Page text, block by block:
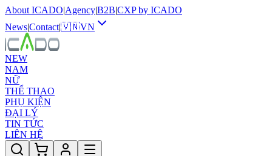
About ICADO|Agency|B2B|CXP by ICADO
News|Contact|🇻🇳VN
NEW
NAM
NỮ
THỂ THAO
PHỤ KIỆN
ĐẠI LÝ
TIN TỨC
LIÊN HỆ